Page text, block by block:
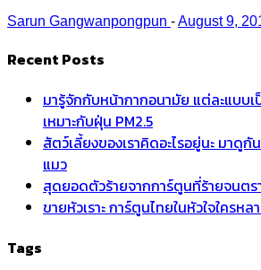
Sarun Gangwanpongpun -August 9,
Recent Posts
มารู้จักกับหน้ากากอนามัย แต่ละแบบเ
เหมาะกับฝุ่น PM2.5
สัตว์เลี้ยงของเราคิดอะไรอยู่นะ มาดู
แมว
สุดยอดตัวร้ายจากการ์ตูนที่ร้ายจนตร
ขายหัวเราะ การ์ตูนไทยในหัวใจใครหล
Tags